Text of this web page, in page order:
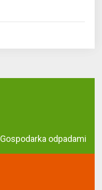
Gospodarka odpadami